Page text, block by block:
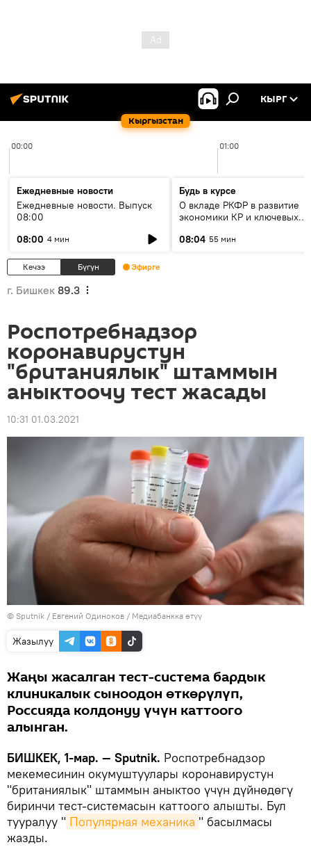
Кыргызстан
КЫРГ
00:00 01:00
Ежедневные новости
Ежедневные новости. Выпуск
08:00
08:00 4 мин
Будь в курсе
О вкладе РКФР в развитие
экономики КР и ключевых
08:04 55 мин
Кечээ Бүгүн Эфирге
г. Бишкек 89.3
Роспотребнадзор
коронавирустун
"британиялык" штаммын
аныктоочу тест жасады
10:31 01.03.2021
© Sputnik / Евгений Одиноков / Медиабанкка өтүү
Жазылуу
Жаңы жасалган тест-система бардык
клиникалык сыноодон өткөрүлүп,
Россияда колдонуу үчүн каттоого
алынган.
БИШКЕК, 1-мар. — Sputnik. Роспотребнадзор
мекемесинин окумуштуулары коронавирустун
"британиялык" штаммын аныктоо үчүн дүйнөдөгү
биринчи тест-системасын каттоого алышты. Бул
тууралуу " Популярная механика " басылмасы
жазды.